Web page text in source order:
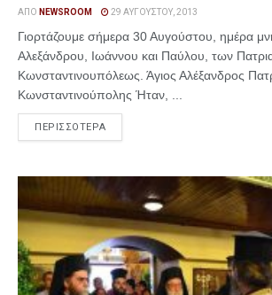
ΑΠΌ NEWSROOM 29 ΑΥΓΟΎΣΤΟΥ, 2013
Γιορτάζουμε σήμερα 30 Αυγούστου, ημέρα
Αλεξάνδρου, Ιωάννου και Παύλου, των
Κωνσταντινουπόλεως. Άγιος Αλέξανδρος
Κωνσταντινούπολης Ήταν, ...
ΠΕΡΙΣΣΟΤΕΡΑ